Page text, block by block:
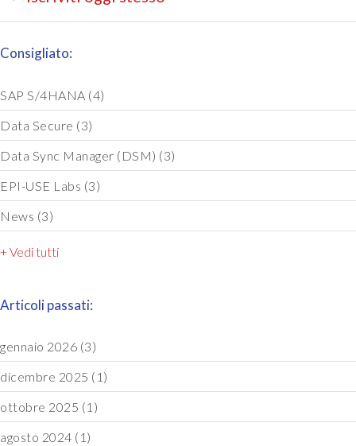
Consigliato:
SAP S/4HANA (4)
Data Secure (3)
Data Sync Manager (DSM) (3)
EPI-USE Labs (3)
News (3)
+ Vedi tutti
Articoli passati:
gennaio 2026 (3)
dicembre 2025 (1)
ottobre 2025 (1)
agosto 2024 (1)